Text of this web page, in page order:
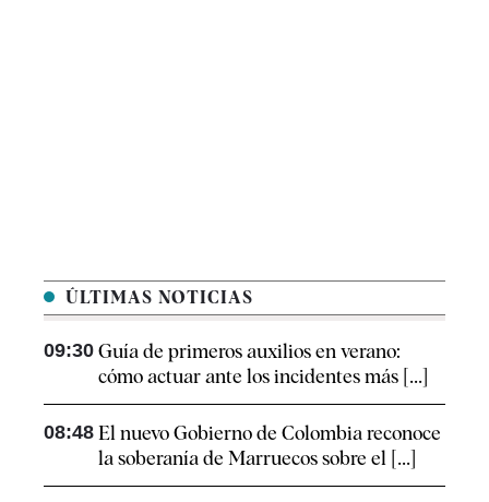
ÚLTIMAS NOTICIAS
09:30 Guía de primeros auxilios en verano:
cómo actuar ante los incidentes más [...]
08:48 El nuevo Gobierno de Colombia reconoce
la soberanía de Marruecos sobre el [...]